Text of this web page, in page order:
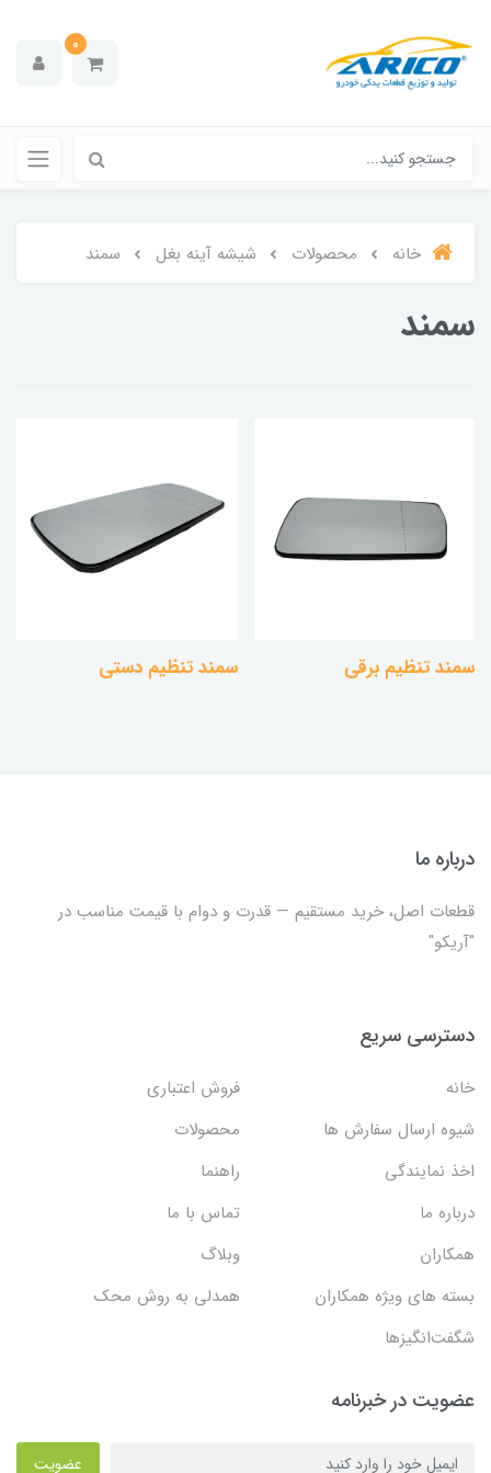
0
خانه محصولات شیشه آینه بغل سمند
سمند
سمند تنظیم برقی سمند تنظیم دستی
درباره ما
قطعات اصل، خرید مستقیم — قدرت و دوام با قیمت مناسب در
"آریکو"
دسترسی سریع
خانه
فروش اعتباری
شیوه ارسال سفارش ها
محصولات
اخذ نمایندگی
راهنما
درباره ما
تماس با ما
همکاران
وبلاگ
بسته های ویژه همکاران
همدلی به روش محک
شگفت‌انگیزها
عضویت در خبرنامه
عضویت